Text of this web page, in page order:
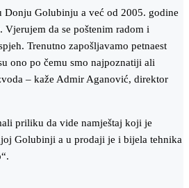
Donju Golubinju a već od 2005. godine
Vjerujem da se poštenim radom i
Trenutno zapošljavamo petnaest
ono po čemu smo najpoznatiji ali
– kaže Admir Aganović, direktor
priliku da vide namještaj koji je
Golubinji a u prodaji je i bijela tehnika